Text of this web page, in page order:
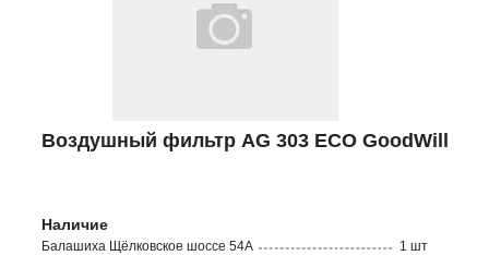
Воздушный фильтр AG 303 ECO GoodWill
Наличие
Балашиха Щёлковское шоссе 54А 1 шт